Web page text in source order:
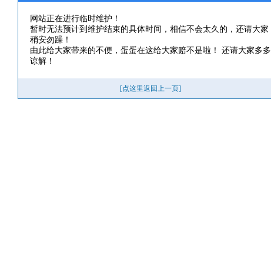
网站正在进行临时维护！
暂时无法预计到维护结束的具体时间，相信不会太久的，还请大家
稍安勿躁！
由此给大家带来的不便，蛋蛋在这给大家赔不是啦！ 还请大家多多
谅解！
[点这里返回上一页]